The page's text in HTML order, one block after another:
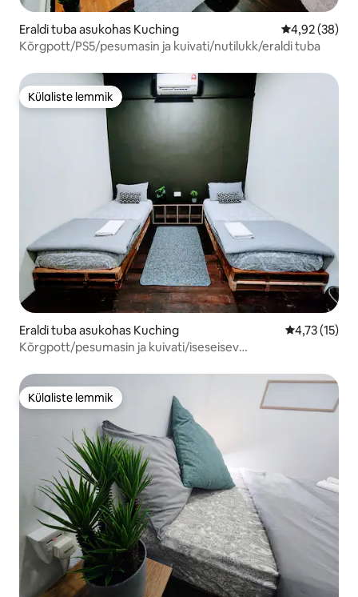
Eraldi tuba asukohas Kuching Keskmine
4,92 (38)
Kõrgpott/PS5/pesumasin ja kuivati/nutilukk/eraldi tuba
Külaliste lemmik
Külaliste lemmik
Eraldi tuba asukohas Kuching Keskmine
4,73 (15)
Kõrgpott/pesumasin ja kuivati/iseseisev
Külaliste lemmik
Külaliste lemmik